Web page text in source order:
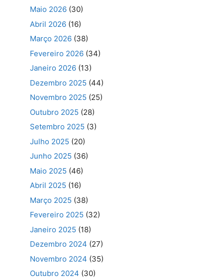
Maio 2026 (30)
Abril 2026 (16)
Março 2026 (38)
Fevereiro 2026 (34)
Janeiro 2026 (13)
Dezembro 2025 (44)
Novembro 2025 (25)
Outubro 2025 (28)
Setembro 2025 (3)
Julho 2025 (20)
Junho 2025 (36)
Maio 2025 (46)
Abril 2025 (16)
Março 2025 (38)
Fevereiro 2025 (32)
Janeiro 2025 (18)
Dezembro 2024 (27)
Novembro 2024 (35)
Outubro 2024 (30)